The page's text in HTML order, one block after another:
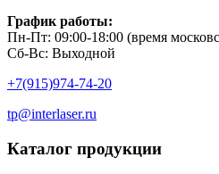
График работы:
Пн-Пт: 09:00-18:00 (время
Сб-Вс: Выходной
+7(915)974-74-20
tp@interlaser.ru
Каталог продукции